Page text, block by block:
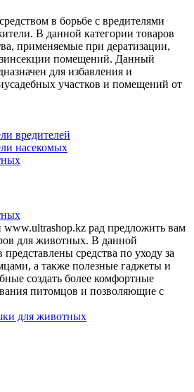
в борьбе с вредителями
В данной категории товаров
применяемые при дератизации,
помещений. Данный
для избавления и
участков и помещений от
вредителей
насекомых
www.ultrashop.kz рад предложить вам
для животных. В данной
представлены средства по уходу за
а также полезные гаджеты и
создать более комфортные
питомцов и позволяющие с
для животных